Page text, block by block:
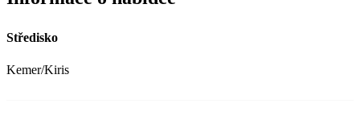
Středisko
Kemer/Kiris